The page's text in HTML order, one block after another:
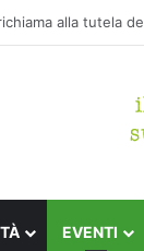
de l’Unità
EVENTI